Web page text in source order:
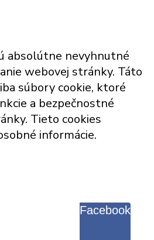
absolútne nevyhnutné
webovej stránky. Táto
súbory cookie, ktoré
a bezpečnostné
Tieto cookies
informácie.
Facebook